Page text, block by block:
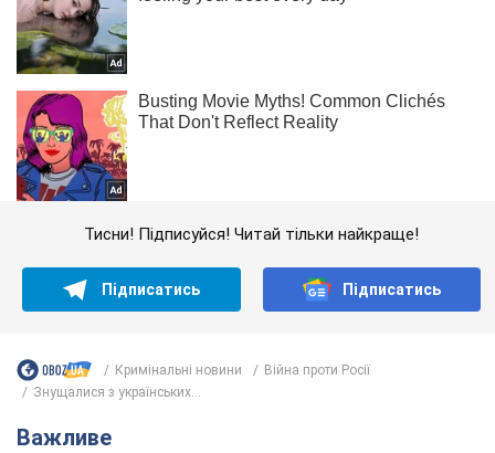
Тисни! Підписуйся! Читай тільки найкраще!
Підписатись Підписатись
Кримінальні новини
Війна проти Росії
Знущалися з українських...
Важливе